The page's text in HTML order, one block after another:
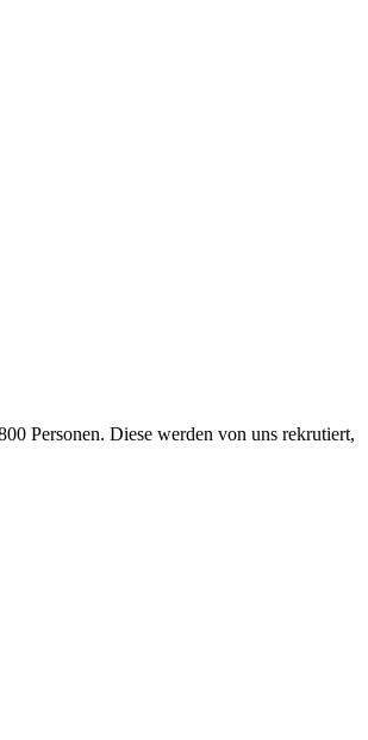
Personen. Diese werden von uns rekrutiert,